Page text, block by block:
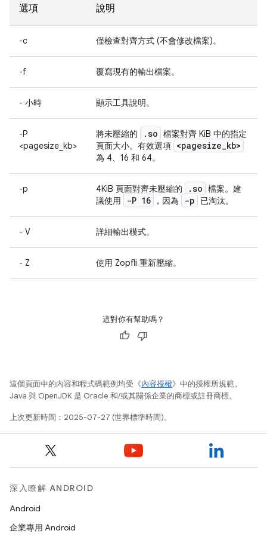
選項 說明
-c 僅檢查對齊方式 (不會修改檔案)。
-f 覆寫現有的輸出檔案。
- 小時 顯示工具說明。
-P
<pagesize_kb>
將未壓縮的 .so 檔案對齊 KiB 中的指定
頁面大小。有效選項 <pagesize_kb>
為 4、16 和 64。
-p 4KiB 頁面對齊未壓縮的 .so 檔案。建
議使用
-P 16 ，因為 -p 已淘汰。
- V 詳細輸出模式。
- Z 使用 Zopfli 重新壓縮。
這對你有幫助嗎？
這個頁面中的內容和程式碼範例均受《內容授權》中的授權所規範。
Java 與 OpenJDK 是 Oracle 和/或其關係企業的商標或註冊商標。
上次更新時間：2025-07-27 (世界標準時間)。
深入瞭解 ANDROID
Android
企業專用 Android